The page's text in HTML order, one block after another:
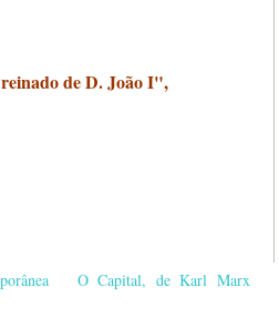
de D. João I",
O Capital, de Karl Marx